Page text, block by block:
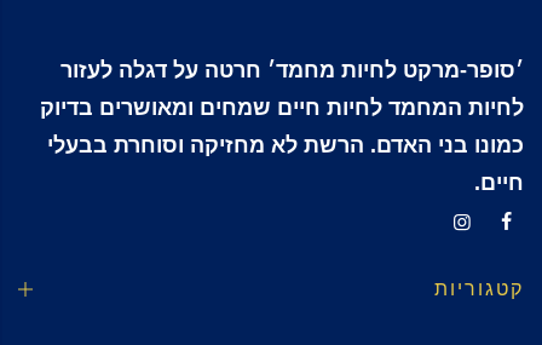
׳סופר-מרקט לחיות מחמד׳ חרטה על דגלה לעזור
לחיות המחמד לחיות חיים שמחים ומאושרים בדיוק
כמונו בני האדם. הרשת לא מחזיקה וסוחרת בבעלי
חיים.
קטגוריות